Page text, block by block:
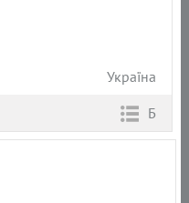
Україна
Б